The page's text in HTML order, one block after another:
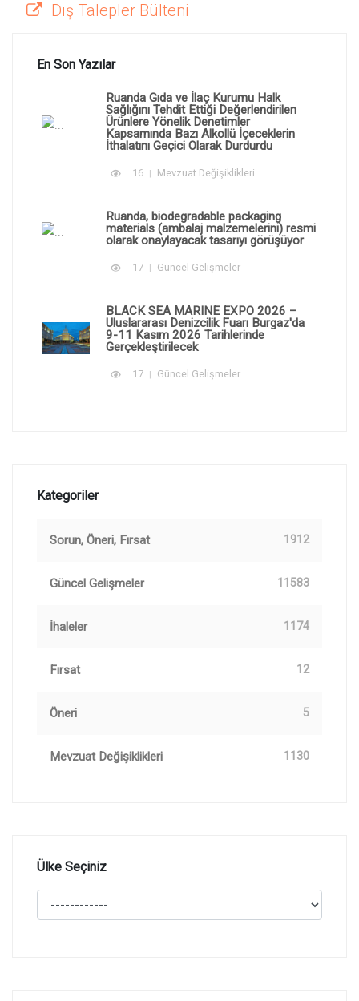
Dış Talepler Bülteni
En Son Yazılar
Ruanda Gıda ve İlaç Kurumu Halk
Sağlığını Tehdit Ettiği Değerlendirilen
Ürünlere Yönelik Denetimler
Kapsamında Bazı Alkollü İçeceklerin
İthalatını Geçici Olarak Durdurdu
16 Mevzuat Değişiklikleri
Ruanda, biodegradable packaging
materials (ambalaj malzemelerini) resmi
olarak onaylayacak tasarıyı görüşüyor
17 Güncel Gelişmeler
BLACK SEA MARINE EXPO 2026 –
Uluslararası Denizcilik Fuarı Burgaz'da
9-11 Kasım 2026 Tarihlerinde
Gerçekleştirilecek
17 Güncel Gelişmeler
Kategoriler
Sorun, Öneri, Fırsat 1912
Güncel Gelişmeler 11583
İhaleler 1174
Fırsat 12
Öneri 5
Mevzuat Değişiklikleri 1130
Ülke Seçiniz